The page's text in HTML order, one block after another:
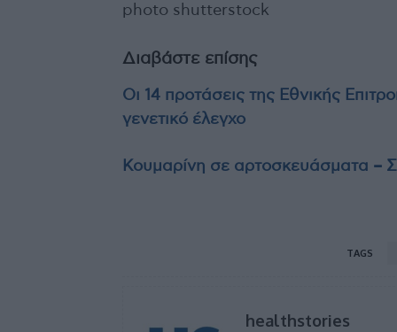
photo shutterstock
Διαβάστε επίσης
Οι 14 προτάσεις της Εθνικής
γενετικό έλεγχο
Κουμαρίνη σε αρτοσκευάσματα –
TAGS
healthstories